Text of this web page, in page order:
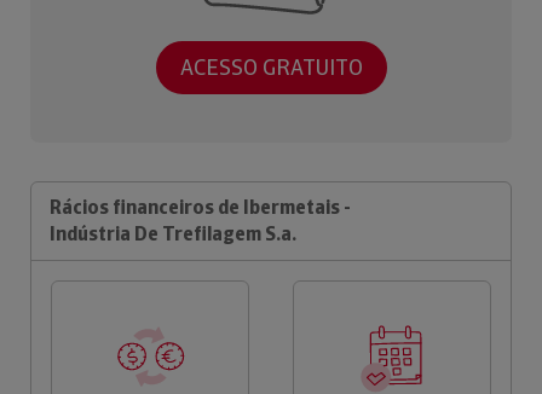
ACESSO GRATUITO
Rácios financeiros de Ibermetais -
Indústria De Trefilagem S.a.